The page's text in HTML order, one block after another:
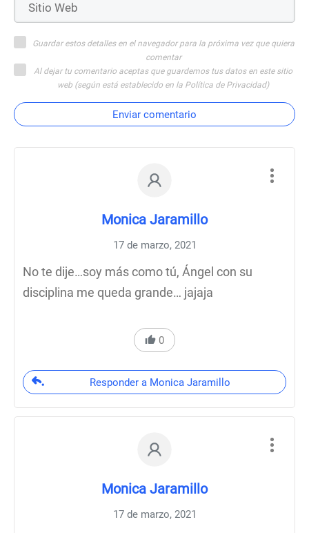
Guardar estos detalles en el navegador para la próxima vez que quiera
comentar
Al dejar tu comentario aceptas que guardemos tus datos en este sitio
web (según está establecido en la Política de Privacidad)
Enviar comentario
Monica Jaramillo
17 de marzo, 2021
No te dije…soy más como tú, Ángel con su
disciplina me queda grande… jajaja
0
Responder a Monica Jaramillo
Monica Jaramillo
17 de marzo, 2021